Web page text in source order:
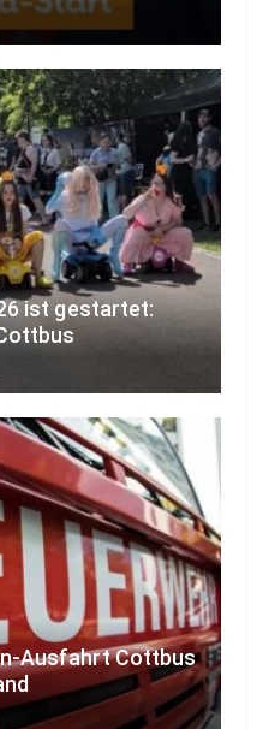
ist gestartet:
Ausfahrt Cottbus